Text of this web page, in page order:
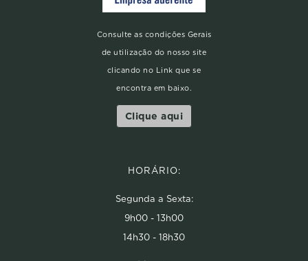
Consulte as condições Gerais
de utilização do nosso site
clicando no Link que se
encontra em baixo.
Clique aqui
HORÁRIO:
Segunda a Sexta:
9h00 - 13h00
14h30 - 18h30